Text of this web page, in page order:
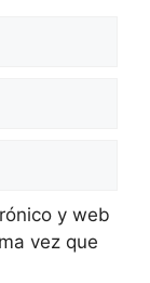
y web
vez que